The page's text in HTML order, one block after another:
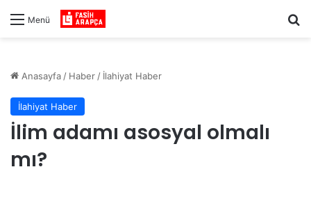
Menü
Anasayfa / Haber / İlahiyat Haber
İlahiyat Haber
İlim adamı asosyal olmalı
mı?